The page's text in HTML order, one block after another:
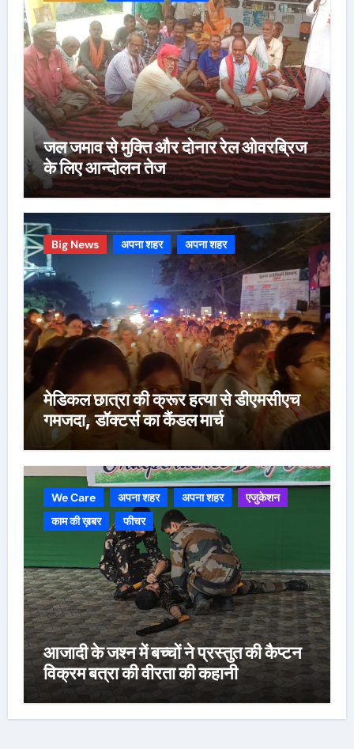
जल जमाव से मुक्ति और दोनार रेल ओवरब्रिज
के लिए आन्दोलन तेज
Big News अपना शहर अपना शहर
मेडिकल छात्रा की क्रूर हत्या से डीएमसीएच
गमजदा, डॉक्टर्स का कैंडल मार्च
We Care अपना शहर अपना शहर
एजुकेशन
काम की ख़बर
फीचर
आजादी के जश्न में बच्चों ने प्रस्तुत की कैप्टन
विक्रम बत्रा की वीरता की कहानी